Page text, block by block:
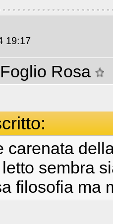
19:17
Rosa
carenata
sembra
filosofia ma